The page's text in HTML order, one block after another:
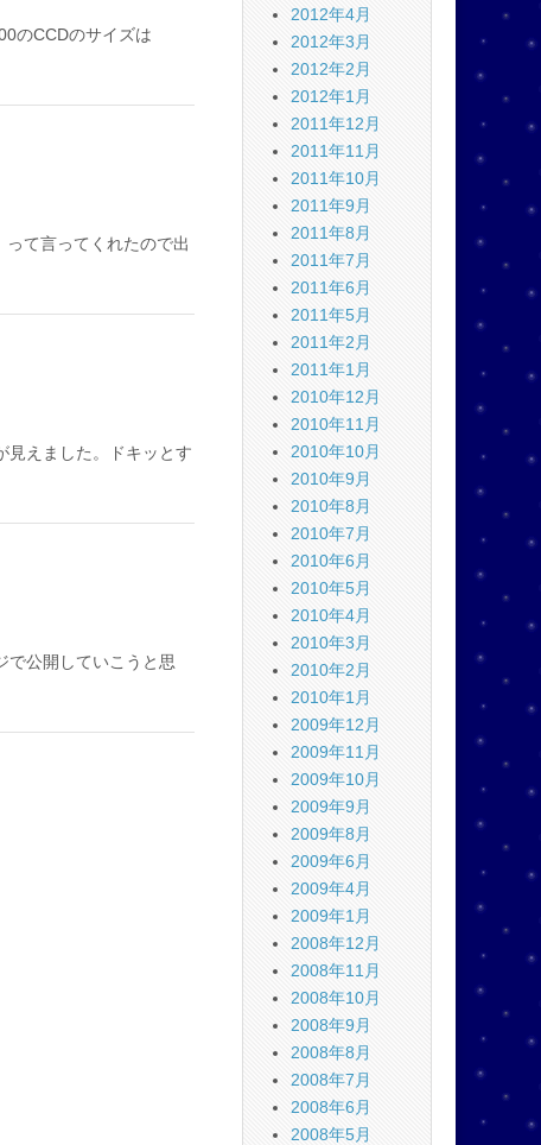
のCCDのサイズは
て言ってくれたので出
えました。ドキッとす
で公開していこうと思
2012年4月
2012年3月
2012年2月
2012年1月
2011年12月
2011年11月
2011年10月
2011年9月
2011年8月
2011年7月
2011年6月
2011年5月
2011年2月
2011年1月
2010年12月
2010年11月
2010年10月
2010年9月
2010年8月
2010年7月
2010年6月
2010年5月
2010年4月
2010年3月
2010年2月
2010年1月
2009年12月
2009年11月
2009年10月
2009年9月
2009年8月
2009年6月
2009年4月
2009年1月
2008年12月
2008年11月
2008年10月
2008年9月
2008年8月
2008年7月
2008年6月
2008年5月